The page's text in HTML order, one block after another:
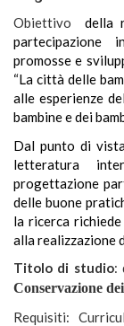
Obiettivo
della
partecipazione
promosse e
“La città delle
alle esperienze
bambine e dei
Dal punto di
letteratura
progettazione
delle buone
la ricerca
alla realizzazione
Titolo di studio:
Conservazione
Requisiti: